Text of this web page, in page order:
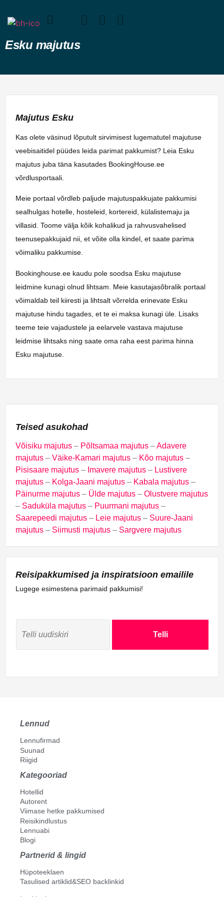
Esku majutus
Majutus Esku
Kas olete väsinud lõputult sirvimisest lugematutel majutuse
veebisaitidel püüdes leida parimat pakkumist? Leia Esku
majutus juba täna kasutades BookingHouse.ee
võrdlusportaali.
Meie portaal võrdleb paljude majutuspakkujate pakkumisi
sealhulgas hotelle, hosteleid, kortereid, külalistemaju ja
villasid. Toome välja kõik kohalikud ja rahvusvahelised
teenusepakkujaid nii, et võite olla kindel, et saate parima
võimaliku pakkumise.
Bookinghouse.ee kaudu pole soodsa Esku majutuse
leidmine kunagi olnud lihtsam. Meie kasutajasõbralik portaal
võimaldab teil kiiresti ja lihtsalt võrrelda erinevate Esku
majutuse hindu tagades, et te ei maksa kunagi üle. Lisaks
teeme teie vajadustele ja eelarvele vastava majutuse
leidmise lihtsaks ning saate oma raha eest parima hinna
Esku majutuse.
Teised asukohad
Võisiku majutus – Põltsamaa majutus –Adavere
majutus – Väike-Kamari majutus – Kõo majutus –
Pisisaare majutus – Imavere majutus – Lustivere
majutus – Kolga-Jaani majutus – Kabala majutus –
Päinurme majutus – Ülde majutus – Olustvere majutus
– Saduküla majutus – Puurmani majutus –
Saarepeedi majutus – Leie majutus – Suure-Jaani
majutus – Siimusti majutus – Sargvere majutus
Reisipakkumised ja inspiratsioon emailile
Lugege esimestena parimaid pakkumisi!
Telli
Lennud
Lennufirmad
Suunad
Riigid
Kategooriad
Hotellid
Autorent
Viimase hetke pakkumised
Reisikindlustus
Lennuabi
Blogi
Partnerid & lingid
Hüpoteeklaen
Tasulised artiklid&SEO backlinkid